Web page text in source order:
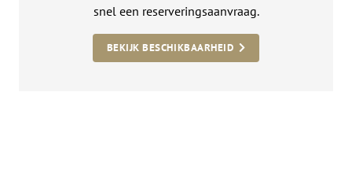
snel een reserveringsaanvraag.
BEKIJK BESCHIKBAARHEID